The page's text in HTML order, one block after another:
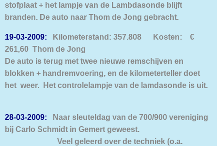
stofplaat + het lampje van de Lambdasonde blijft
branden. De auto naar Thom de Jong gebracht.
19-03-2009: Kilometerstand: 357.808 Kosten: €
261,60 Thom de Jong
De auto is terug met twee nieuwe remschijven en
blokken + handremvoering, en de kilometerteller doet
het weer. Het controlelampje van de lamdasonde is uit.
28-03-2009: Naar sleuteldag van de 700/900 vereniging
bij Carlo Schmidt in Gemert geweest.
Veel geleerd over de techniek (o.a.